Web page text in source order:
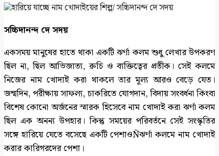
সচ্চিদানন্দ দে সদয়
একসময় মানুষের হাতে থাকা একটি ঝর্ণা কলম শুধু লেখার উপকরণ
ছিল না, ছিল আভিজাত্য, রুচি ও ব্যক্তিত্বের প্রতীক। সেই কলমে
নিজের নাম খোদাই করা থাকলে তার মূল্য আরও বেড়ে যেত।
জন্মদিন, পরীক্ষায় সাফল্য, চাকরিতে যোগদান, বিদায় সংবর্ধনা কিংবা
বিশেষ কোনো অর্জনের স্মারক হিসেবে নাম খোদাই করা ঝর্ণা কলম
ছিল এক অনন্য উপহার। কিন্তু সময়ের পরিবর্তনে সেই সংস্কৃতির
সঙ্গে হারিয়ে যেতে বসেছে একটি পেশাওÑঝর্ণা কলমে নাম খোদাই
করার কারিগরদের পেশা।